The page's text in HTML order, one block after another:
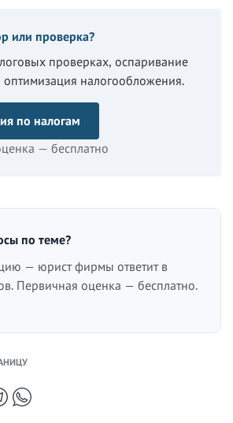
или проверка?
проверках, оспаривание
налогообложения.
по налогам
— бесплатно
по теме?
— юрист фирмы ответит в
Первичная оценка — бесплатно.